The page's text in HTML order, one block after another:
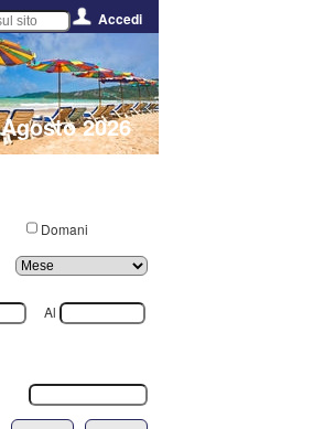
Accedi
Agosto 2026
Domani
Al